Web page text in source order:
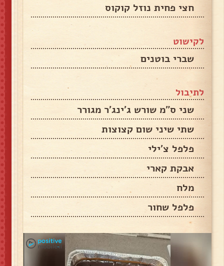
חצי פחית נוזל קוקוס
לקישוט
שברי בוטנים
לתיבול
שני ס"מ שורש ג'ינג'ר מגורר
שתי שיני שום קצוצות
פלפל צ'ילי
אבקת קארי
מלח
פלפל שחור